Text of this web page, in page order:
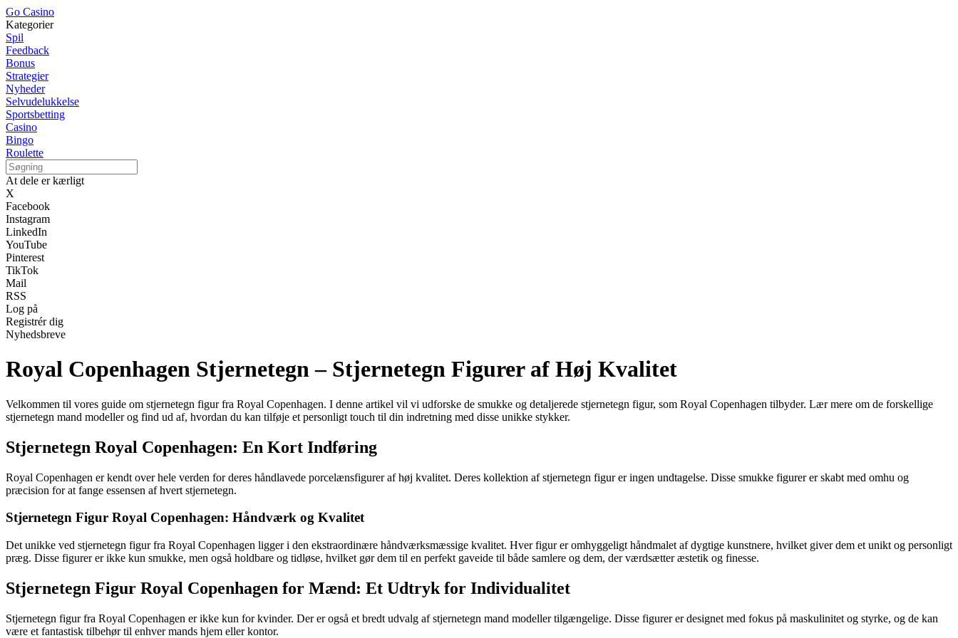
Go Casino
Kategorier
Spil
Feedback
Bonus
Strategier
Nyheder
Selvudelukkelse
Sportsbetting
Casino
Bingo
Roulette
At dele er kærligt
X
Facebook
Instagram
LinkedIn
YouTube
Pinterest
TikTok
Mail
RSS
Log på
Registrér dig
Nyhedsbreve
Royal Copenhagen Stjernetegn – Stjernetegn Figurer af Høj Kvalitet
Velkommen til vores guide om stjernetegn figur fra Royal Copenhagen. I denne artikel vil vi udforske de smukke og detaljerede stjernetegn figur, som Royal Copenhagen tilbyder. Lær mere om de forskellige
stjernetegn mand modeller og find ud af, hvordan du kan tilføje et personligt touch til din indretning med disse unikke stykker.
Stjernetegn Royal Copenhagen: En Kort Indføring
Royal Copenhagen er kendt over hele verden for deres håndlavede porcelænsfigurer af høj kvalitet. Deres kollektion af stjernetegn figur er ingen undtagelse. Disse smukke figurer er skabt med omhu og
præcision for at fange essensen af hvert stjernetegn.
Stjernetegn Figur Royal Copenhagen: Håndværk og Kvalitet
Det unikke ved stjernetegn figur fra Royal Copenhagen ligger i den ekstraordinære håndværksmæssige kvalitet. Hver figur er omhyggeligt håndmalet af dygtige kunstnere, hvilket giver dem et unikt og personligt
præg. Disse figurer er ikke kun smukke, men også holdbare og tidløse, hvilket gør dem til en perfekt gaveide til både samlere og dem, der værdsætter æstetik og finesse.
Stjernetegn Figur Royal Copenhagen for Mænd: Et Udtryk for Individualitet
Stjernetegn figur fra Royal Copenhagen er ikke kun for kvinder. Der er også et bredt udvalg af stjernetegn mand modeller tilgængelige. Disse figurer er designet med fokus på maskulinitet og styrke, og de kan
være et fantastisk tilbehør til enhver mands hjem eller kontor.